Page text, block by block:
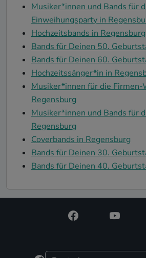
Musiker*innen und Bands für
Einweihungsparty in
Hochzeitsbands in Regensburg
Bands für Deinen 50.
Bands für Deinen 60.
Hochzeitssänger*in in
Musiker*innen für die Firmen-
Regensburg
Musiker*innen und Bands für
Regensburg
Coverbands in Regensburg
Bands für Deinen 30.
Bands für Deinen 40.